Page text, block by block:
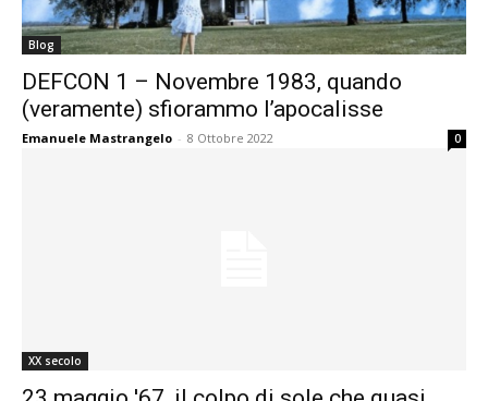
Blog
DEFCON 1 – Novembre 1983, quando
(veramente) sfiorammo l’apocalisse
Emanuele Mastrangelo - 8 Ottobre 2022 0
XX secolo